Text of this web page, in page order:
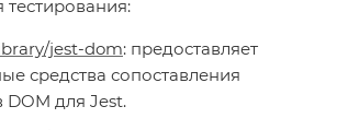
тестирования:
jest-dom: предоставляет
средства сопоставления
DOM для Jest.